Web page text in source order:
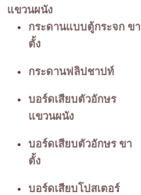
แขวนผนัง
กระดานแบบตู้กระจก ขา
ตั้ง
กระดานฟลิปชาปท์
บอร์ดเสียบตัวอักษร
แขวนผนัง
บอร์ดเสียบตัวอักษร ขา
ตั้ง
บอร์ดเสียบโปสเตอร์